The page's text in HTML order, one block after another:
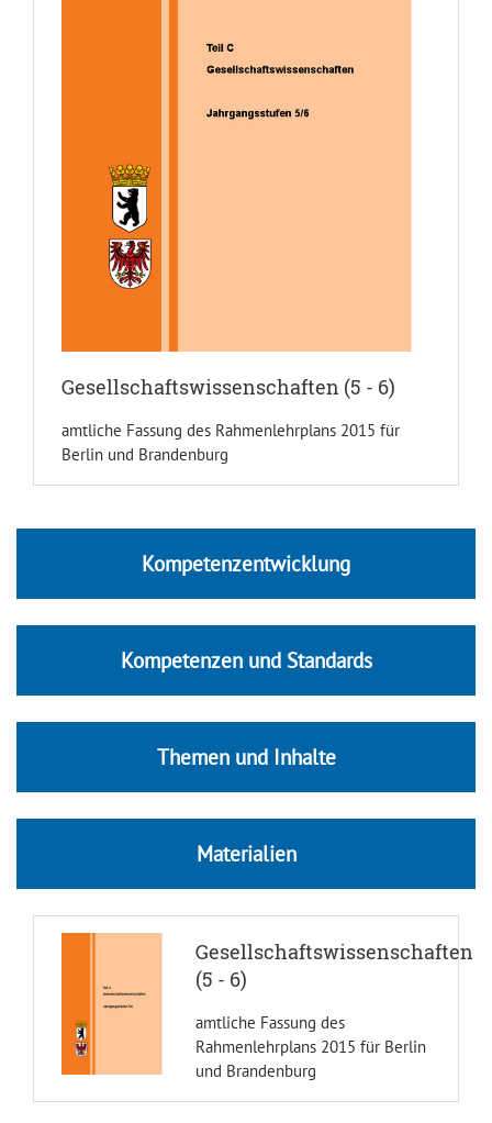
Gesellschaftswissenschaften (5 - 6)
amtliche Fassung des Rahmenlehrplans 2015 für
Berlin und Brandenburg
Kompetenzentwicklung
Kompetenzen und Standards
Themen und Inhalte
Materialien
Gesellschaftswissenschaften
(5 - 6)
amtliche Fassung des
Rahmenlehrplans 2015 für Berlin
und Brandenburg